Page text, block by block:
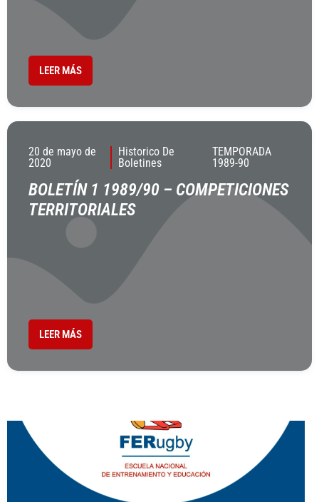
LEER MÁS
20 de mayo de
2020
Historico De
Boletines
TEMPORADA
1989-90
BOLETÍN 1 1989/90 – COMPETICIONES
TERRITORIALES
LEER MÁS